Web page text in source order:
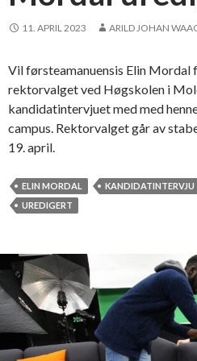
11. APRIL 2023 ARILD JOHAN
Vil førsteamanuensis Elin Mordal
rektorvalget ved Høgskolen i
kandidatintervjuet med med
campus. Rektorvalget går av
19. april.
ELIN MORDAL KANDIDATINTERVJU
UREDIGERT